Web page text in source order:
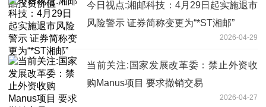
今日视点:湘邮科技：4月29日起实施退市
风险警示 证券简称变更为“*ST湘邮”
2026-04-29
当前关注:国家发展改革委：禁止外资收
购Manus项目 要求撤销交易
2026-04-27